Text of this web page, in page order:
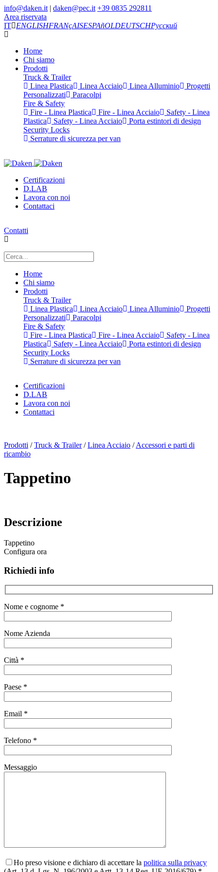
info@daken.it | daken@pec.it +39 0835 292811
Area riservata
IT
ENGLISHFRANçAISESPAñOLDEUTSCHРусский
Home
Chi siamo
Prodotti
Truck & Trailer
Linea Plastica
Linea Acciaio Linea Alluminio
Progetti
Personalizzati
Paracolpi
Fire & Safety
Fire - Linea Plastica
Fire - Linea Acciaio
Safety - Linea
Plastica
Safety - Linea Acciaio
Porta estintori di design
Security Locks
Serrature di sicurezza per van
Certificazioni
D.LAB
Lavora con noi
Contattaci
Contatti
Home
Chi siamo
Prodotti
Truck & Trailer
Linea Plastica
Linea Acciaio Linea Alluminio
Progetti
Personalizzati
Paracolpi
Fire & Safety
Fire - Linea Plastica
Fire - Linea Acciaio
Safety - Linea
Plastica
Safety - Linea Acciaio
Porta estintori di design
Security Locks
Serrature di sicurezza per van
Certificazioni
D.LAB
Lavora con noi
Contattaci
Prodotti /Truck & Trailer/Linea Acciaio /Accessori e parti di
ricambio
Tappetino
Descrizione
Tappetino
Configura ora
Richiedi info
Nome e cognome *
Nome Azienda
Città *
Paese *
Email *
Telefono *
Messaggio
Ho preso visione e dichiaro di accettare la politica sulla privacy